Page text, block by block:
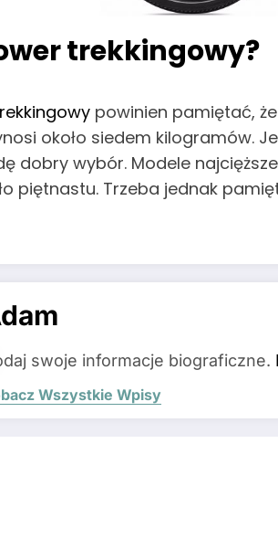
trekkingowy?
powinien pamiętać,
około siedem kilogramów.
dobry wybór. Modele
piętnastu. Trzeba jednak
swoje informacje biograficzne.
Wszystkie Wpisy